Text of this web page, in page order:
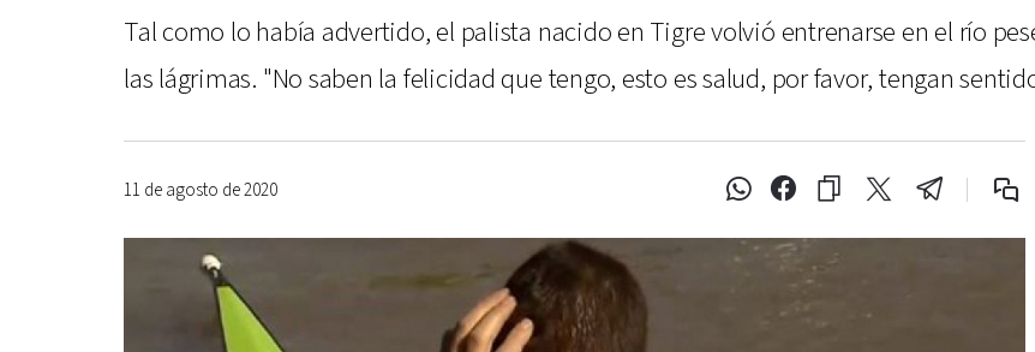
Tal como lo había advertido, el palista nacido en Tigre volvió entrenarse en el río
las lágrimas. "No saben la felicidad que tengo, esto es salud, por favor, tengan
11 de agosto de 2020